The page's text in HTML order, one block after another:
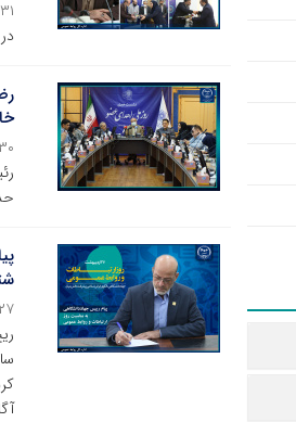
۳۱ اردیبهشت ۱۴۰۲
۳۰ اردیبهشت ۱۴۰۲
حدود ۷۰ درصد خانواده‌ها
۲۷ اردیبهشت ۱۴۰۲